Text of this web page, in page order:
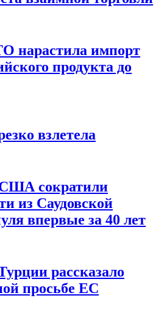
нарастила импорт
продукта до
взлетела
сократили
из Саудовской
впервые за 40 лет
рассказало
просьбе ЕС